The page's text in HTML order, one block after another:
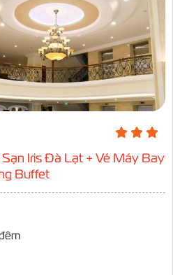
Iris Đà Lạt + Vé Máy Bay
Buffet